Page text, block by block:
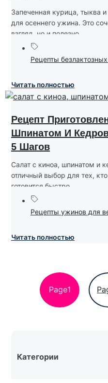
Запеченная курица, тыква
для осеннего ужина. Это
взгляд, но и полезно....
Рецепты
Читать полностью
Рецепт
Шпинатом И
5 Шагов
Салат с киноа, шпинатом и
отличный выбор для тех,
готовится быстро,...
Рецепты ужинов для
Читать полностью
Page1
Категории